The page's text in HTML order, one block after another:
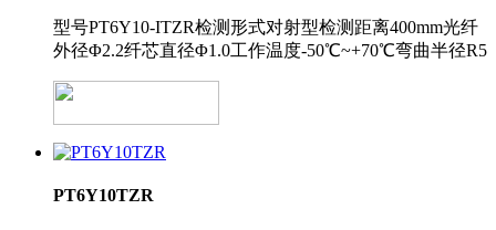
型号PT6Y10-ITZR检测形式对射型检测距离400mm光纤
外径Φ2.2纤芯直径Φ1.0工作温度-50℃~+70℃弯曲半径R5
PT6Y10TZR